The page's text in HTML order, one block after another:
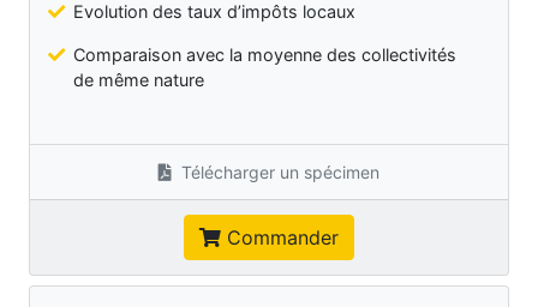
Evolution des taux d’impôts locaux
Comparaison avec la moyenne des collectivités
de même nature
Télécharger un spécimen
Commander